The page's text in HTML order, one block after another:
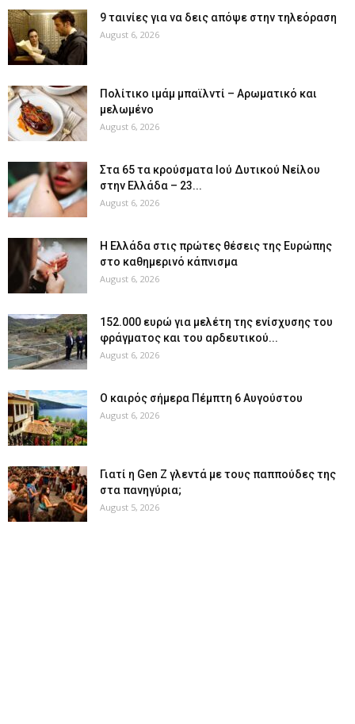
9 ταινίες για να δεις απόψε στην τηλεόραση
August 6, 2026
Πολίτικο ιμάμ μπαϊλντί – Αρωματικό και
μελωμένο
August 6, 2026
Στα 65 τα κρούσματα Ιού Δυτικού Νείλου
στην Ελλάδα – 23...
August 6, 2026
Η Ελλάδα στις πρώτες θέσεις της Ευρώπης
στο καθημερινό κάπνισμα
August 6, 2026
152.000 ευρώ για μελέτη της ενίσχυσης του
φράγματος και του αρδευτικού...
August 6, 2026
Ο καιρός σήμερα Πέμπτη 6 Αυγούστου
August 6, 2026
Γιατί η Gen Z γλεντά με τους παππούδες της
στα πανηγύρια;
August 5, 2026